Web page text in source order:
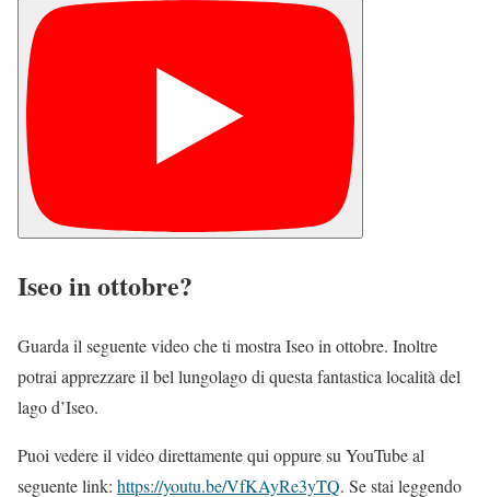
Iseo in ottobre?
Guarda il seguente video che ti mostra Iseo in ottobre. Inoltre
potrai apprezzare il bel lungolago di questa fantastica località del
lago d’Iseo.
Puoi vedere il video direttamente qui oppure su YouTube al
seguente link: https://youtu.be/VfKAyRe3yTQ. Se stai leggendo